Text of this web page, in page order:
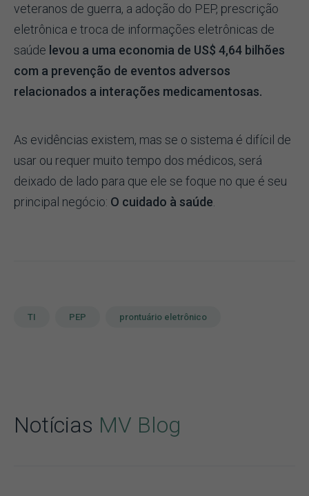
veteranos de guerra, a adoção do PEP, prescrição
eletrônica e troca de informações eletrônicas de
saúde levou a uma economia de US$ 4,64 bilhões
com a prevenção de eventos adversos
relacionados a interações medicamentosas.
As evidências existem, mas se o sistema é difícil de
usar ou requer muito tempo dos médicos, será
deixado de lado para que ele se foque no que é seu
principal negócio: O cuidado à saúde
TI PEP prontuário eletrônico
Notícias MV Blog